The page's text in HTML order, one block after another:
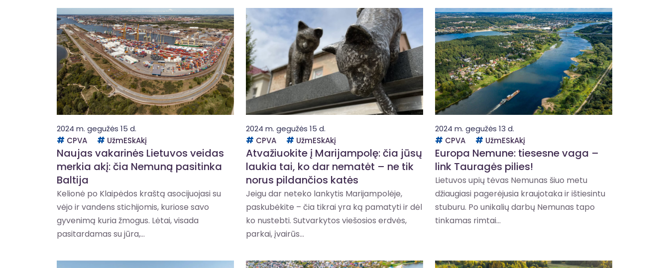
2024 m. gegužės 15 d.
CPVA
UžmESkAkį
Naujas vakarinės Lietuvos veidas
merkia akį: čia Nemuną pasitinka
Baltija
Kelionė po Klaipėdos kraštą asocijuojasi su
vėjo ir vandens stichijomis, kuriose savo
gyvenimą kuria žmogus. Lėtai, visada
pasitardamas su jūra,...
2024 m. gegužės 15 d.
CPVA
UžmESkAkį
Atvažiuokite į Marijampolę: čia jūsų
laukia tai, ko dar nematėt – ne tik
norus pildančios katės
Jeigu dar neteko lankytis Marijampolėje,
paskubėkite – čia tikrai yra ką pamatyti ir dėl
ko nustebti. Sutvarkytos viešosios erdvės,
parkai, įvairūs...
2024 m. gegužės 13 d.
CPVA
UžmESkAkį
Europa Nemune: tiesesne vaga –
link Tauragės pilies!
Lietuvos upių tėvas Nemunas šiuo metu
džiaugiasi pagerėjusia kraujotaka ir ištiesintu
stuburu. Po unikalių darbų Nemunas tapo
tinkamas rimtai...